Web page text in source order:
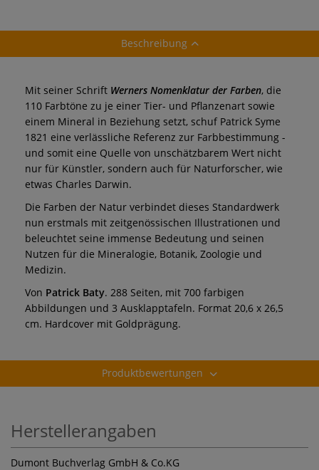
Beschreibung
Mit seiner Schrift Werners Nomenklatur der Farben, die
110 Farbtöne zu je einer Tier- und Pflanzenart sowie
einem Mineral in Beziehung setzt, schuf Patrick Syme
1821 eine verlässliche Referenz zur Farbbestimmung -
und somit eine Quelle von unschätzbarem Wert nicht
nur für Künstler, sondern auch für Naturforscher, wie
etwas Charles Darwin.
Die Farben der Natur verbindet dieses Standardwerk
nun erstmals mit zeitgenössischen Illustrationen und
beleuchtet seine immense Bedeutung und seinen
Nutzen für die Mineralogie, Botanik, Zoologie und
Medizin.
Von Patrick Baty. 288 Seiten, mit 700 farbigen
Abbildungen und 3 Ausklapptafeln. Format 20,6 x 26,5
cm. Hardcover mit Goldprägung.
Produktbewertungen
Herstellerangaben
Dumont Buchverlag GmbH & Co.KG